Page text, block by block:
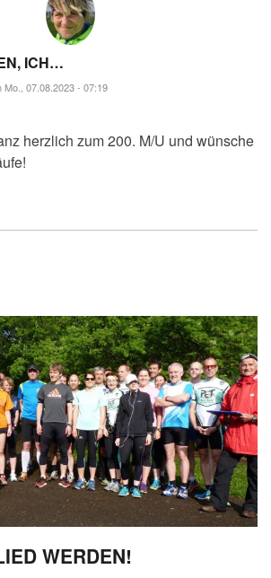
ICH…
Mo., 07.08.2023 - 07:19
herzlich zum 200. M/U und wünsche
WERDEN!